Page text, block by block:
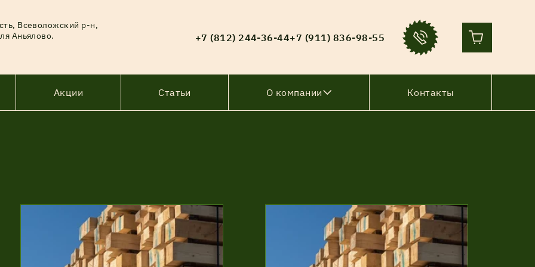
Всеволожский р-н,
Аньялово.
+7 (812) 244-36-44+7 (911) 836-98-55
Акции Статьи О компании Контакты